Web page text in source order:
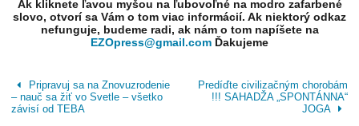
Ak kliknete ľavou myšou na ľubovoľné na modro zafarbené
slovo, otvorí sa Vám o tom viac informácií. Ak niektorý odkaz
nefunguje, budeme radi, ak nám o tom napíšete na
EZOpress@gmail.com Ďakujeme
Pripravuj sa na Znovuzrodenie
– nauč sa žiť vo Svetle – všetko
závisí od TEBA
Predíďte civilizačným chorobám
!!! SAHADŽA „SPONTÁNNA“
JOGA